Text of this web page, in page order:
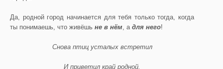
Да, родной город начинается для тебя только тогда, когда
ты понимаешь, что живёшь не в нём, а для него!
Снова птиц усталых встретил
И приветил край родной.